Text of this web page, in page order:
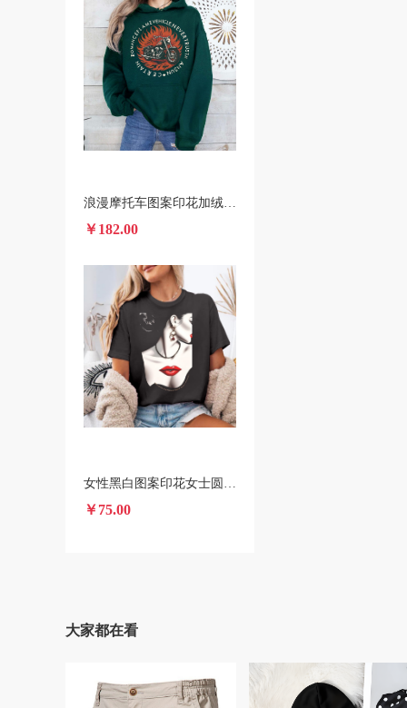
浪漫摩托车图案印花加绒连帽衫 跨境一件代发男女装秋冬款卫衣
￥182.00
女性黑白图案印花女士圆领短袖T恤 夏季时尚休闲短袖上衣
￥75.00
大家都在看